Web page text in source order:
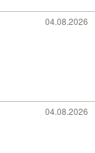
04.08.2026
04.08.2026